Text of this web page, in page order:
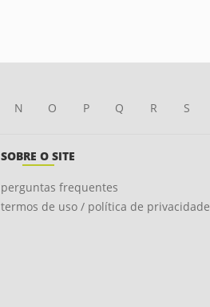
N O P Q R S
SOBRE O SITE
perguntas frequentes
termos de uso / política de privacidade